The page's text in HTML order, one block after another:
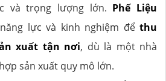
và trọng lượng lớn. Phế Liệu
lực và kinh nghiệm để thu
xuất tận nơi, dù là một nhà
sản xuất quy mô lớn.